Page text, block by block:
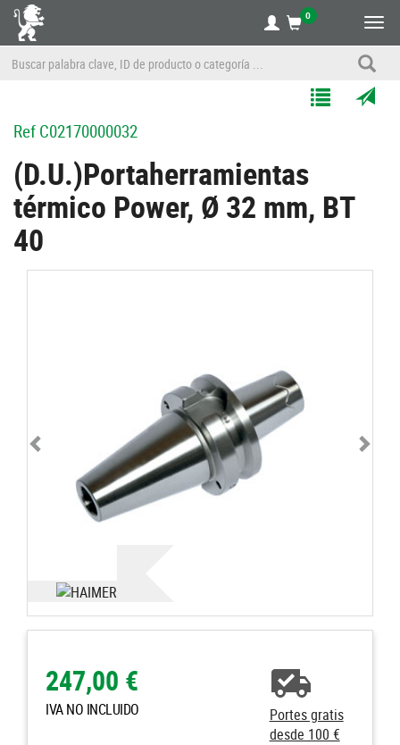
0
RefC02170000032
(D.U.)Portaherramientas
térmico Power, Ø 32 mm, BT
40
247,00 €
IVA NO INCLUIDO
Portes gratis
desde 100 €